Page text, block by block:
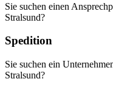
Sie suchen einen
Stralsund?
Spedition
Sie suchen ein
Stralsund?